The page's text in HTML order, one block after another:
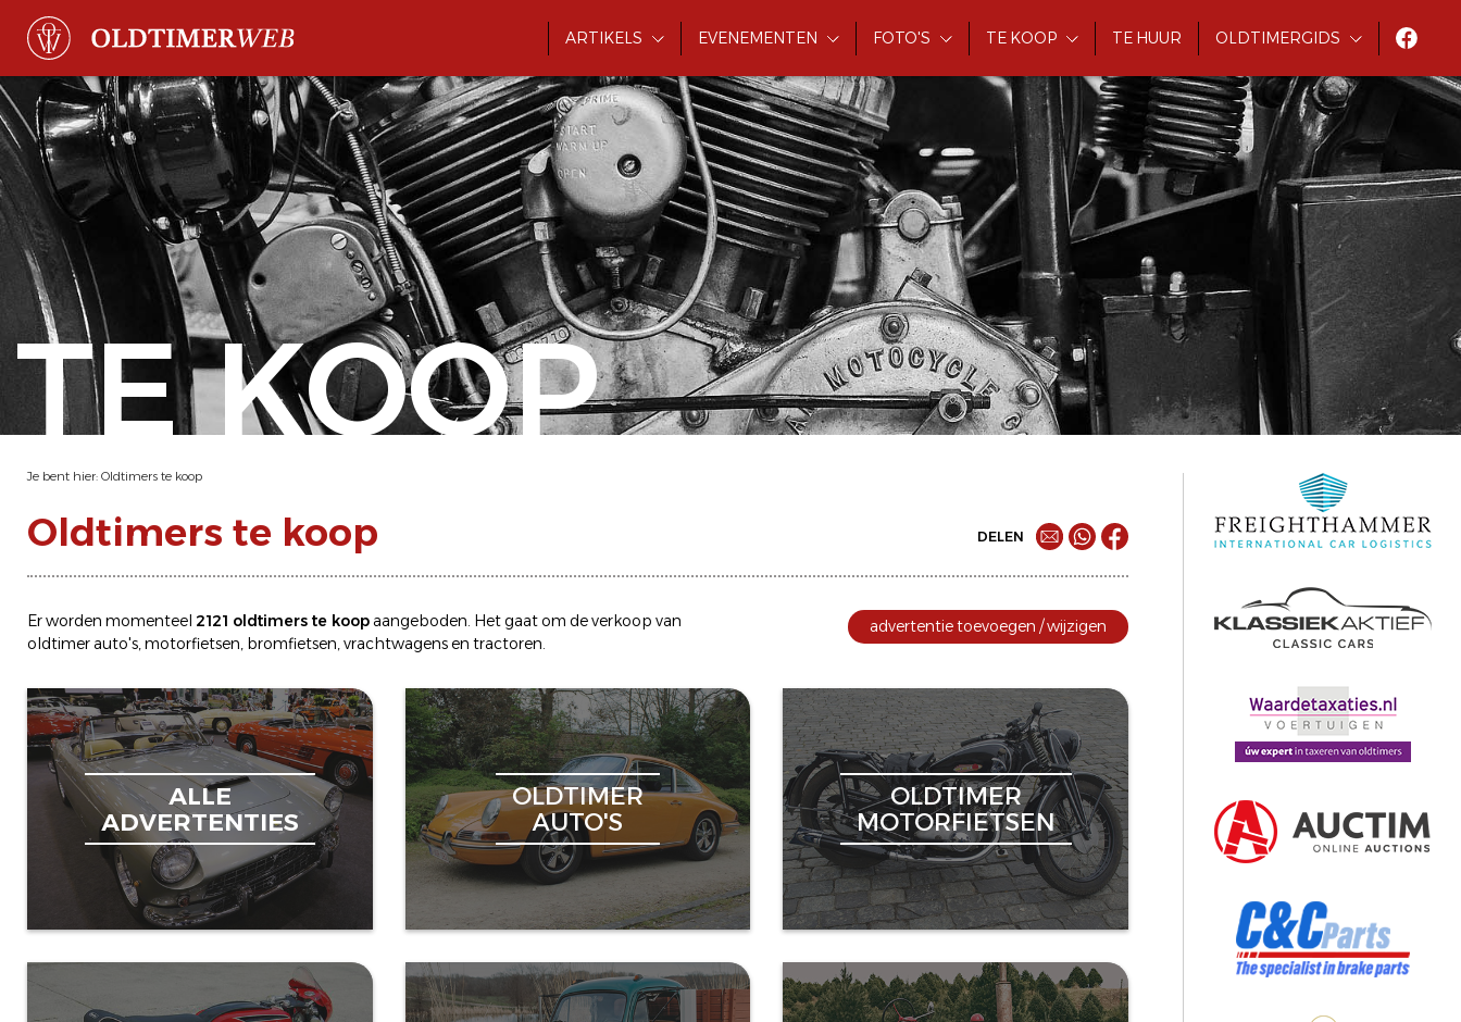
ARTIKELS EVENEMENTEN FOTO'S TE KOOP TE HUUR OLDTIMERGIDS
TE KOOP
Je bent hier: Oldtimers te koop
Oldtimers te koop DELEN
Er worden momenteel 2121 oldtimers te koopaangeboden. Het gaat om deverkoop van
oldtimerauto's,motorfietsen, bromfietsen,vrachtwagens en tractoren.
advertentie toevoegen / wijzigen
ALLE
ADVERTENTIES
OLDTIMER
AUTO'S
OLDTIMER
MOTORFIETSEN